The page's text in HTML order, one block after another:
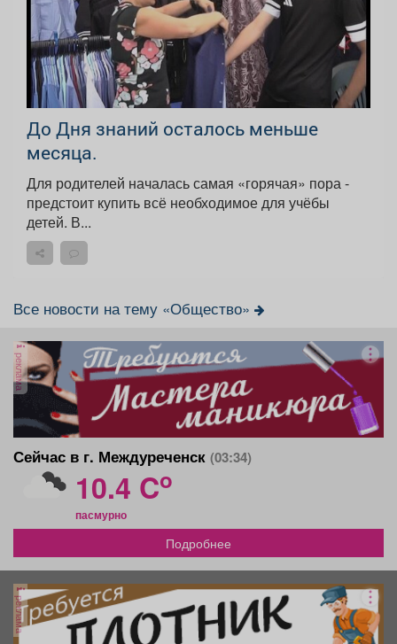
До Дня знаний осталось меньше
месяца.
Для родителей началась самая «горячая» пора -
предстоит купить всё необходимое для учёбы
детей. В...
Все новости на тему «Общество»
реклама
Сейчас в г. Междуреченск (03:34)
10.4 Co
пасмурно
Подробнее
реклама